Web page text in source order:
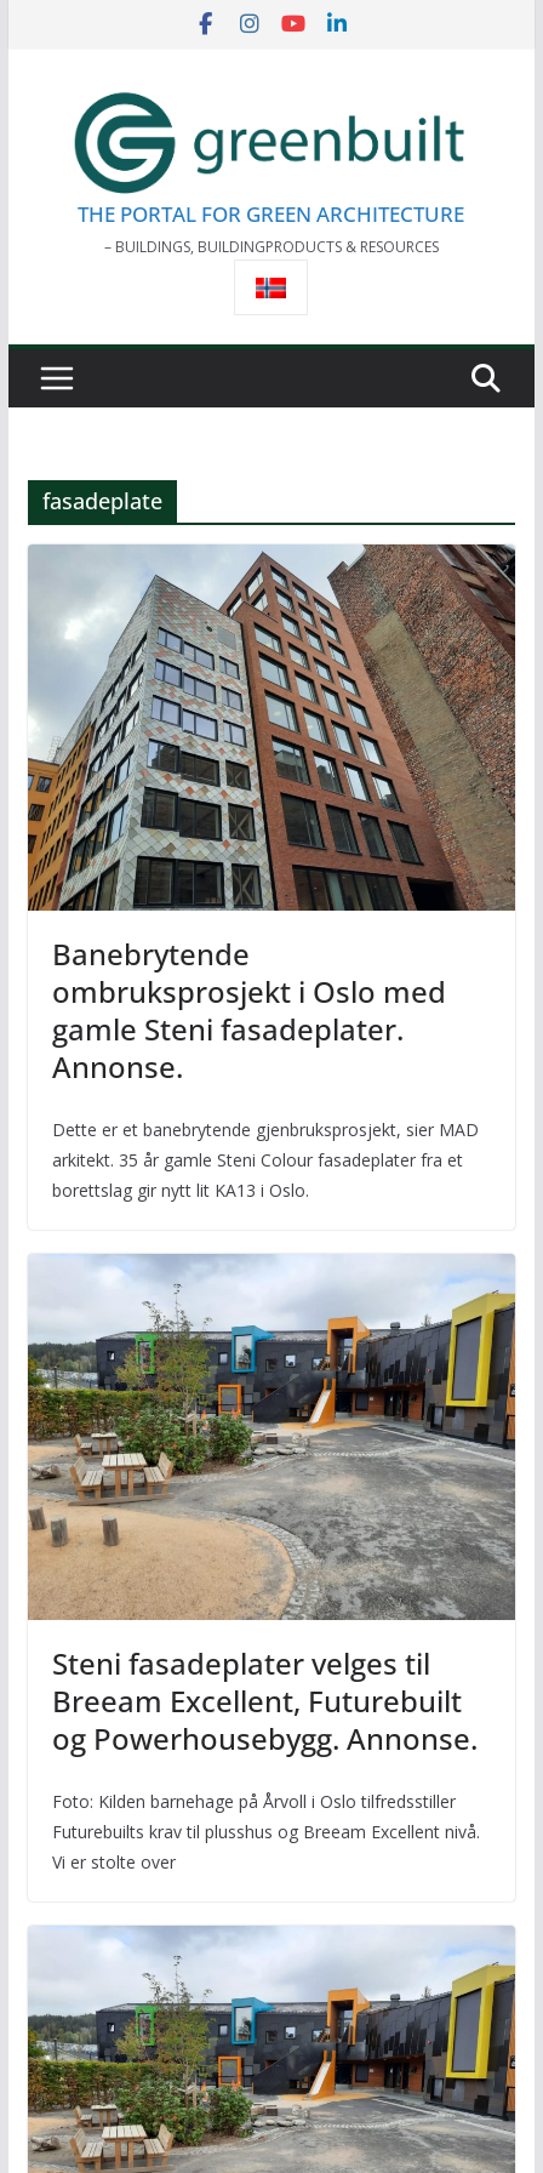
THE PORTAL FOR GREEN ARCHITECTURE
– BUILDINGS, BUILDINGPRODUCTS & RESOURCES
fasadeplate
Banebrytende
ombruksprosjekt i Oslo med
gamle Steni fasadeplater.
Annonse.
Dette er et banebrytende gjenbruksprosjekt, sier MAD
arkitekt. 35 år gamle Steni Colour fasadeplater fra et
borettslag gir nytt lit KA13 i Oslo.
Steni fasadeplater velges til
Breeam Excellent, Futurebuilt
og Powerhousebygg. Annonse.
Foto: Kilden barnehage på Årvoll i Oslo tilfredsstiller
Futurebuilts krav til plusshus og Breeam Excellent nivå.
Vi er stolte over